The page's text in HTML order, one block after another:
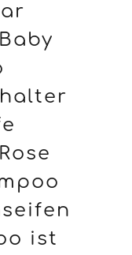
Baby
Rose
ist